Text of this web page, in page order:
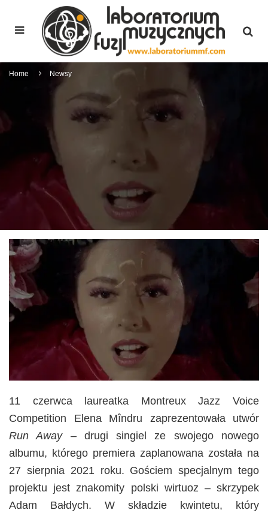
Home Newsy
11 czerwca laureatka Montreux Jazz Voice
Competition Elena Mîndru zaprezentowała utwór
Run Away– drugi singiel ze swojego nowego
albumu, którego premiera zaplanowana została na
27 sierpnia 2021 roku. Gościem specjalnym tego
projektu jest znakomity polski wirtuoz – skrzypek
Adam Bałdych. W składzie kwintetu, który